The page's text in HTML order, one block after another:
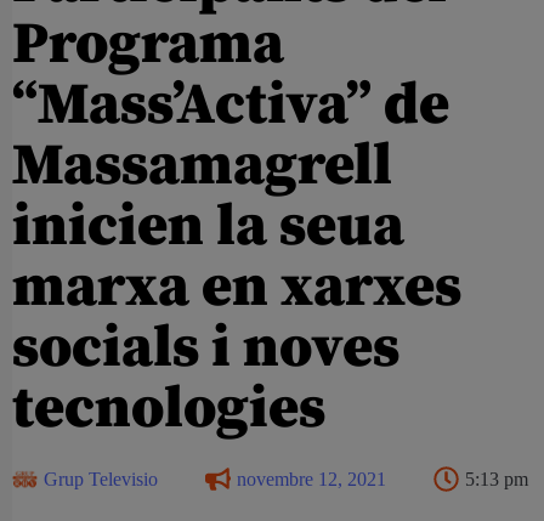
Programa
“Mass’Activa” de
Massamagrell
inicien la seua
marxa en xarxes
socials i noves
tecnologies
Grup Televisio novembre 12, 2021 5:13 pm